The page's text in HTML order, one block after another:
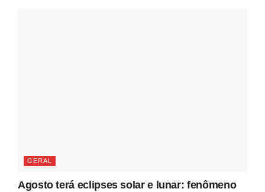
GERAL
Agosto terá eclipses solar e lunar: fenômeno